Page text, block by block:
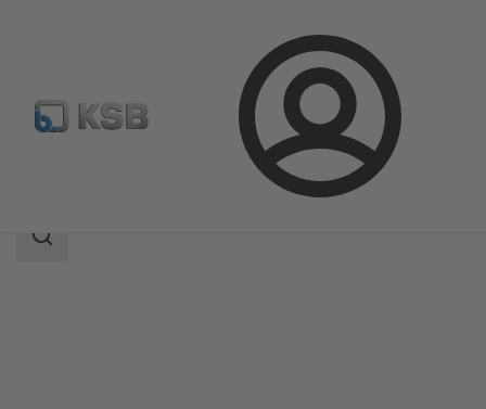
Login
Calio S Pro
Sökomfattning